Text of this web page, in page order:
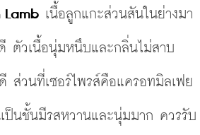
Lamb เนื้อลูกแกะส่วนสันในย่างมา
ตัวเนื้อนุ่มหนึบและกลิ่นไม่สาบ
ส่วนที่เซอร์ไพรส์คือแครอทมิลเฟย
ป็นชั้นมีรสหวานและนุ่มมาก ควรรับ